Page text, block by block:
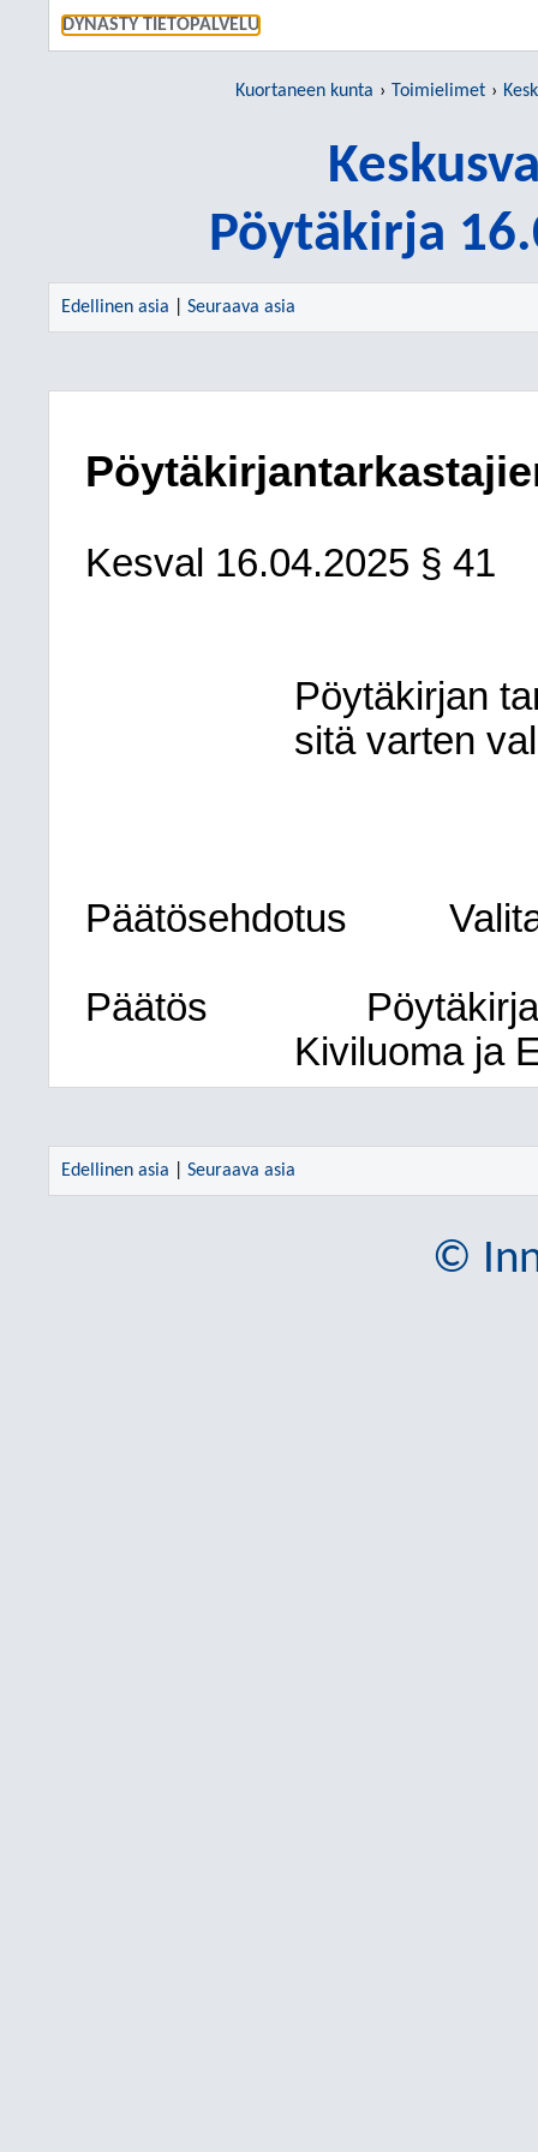
DYNASTY TIETOPALVELU
Kuortaneen kunta Toimielimet
Pöytäkirja
Edellinen asia Seuraava asia
Kesval 16.04.2025 § 41
Pöytäkirjan
sitä varten
Päätösehdotus
Päätös
Kiviluoma ja
Edellinen asia Seuraava asia
©